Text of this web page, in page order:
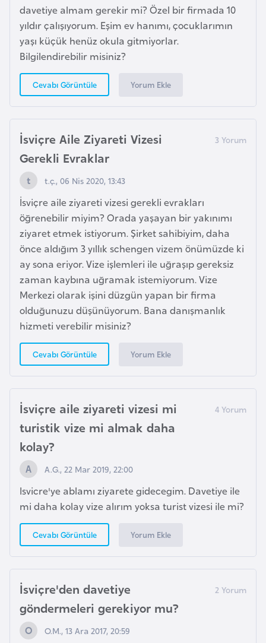
davetiye almam gerekir mi? Özel bir firmada 10
yıldır çalışıyorum. Eşim ev hanımı, çocuklarımın
yaşı küçük henüz okula gitmiyorlar.
Bilgilendirebilir misiniz?
Cevabı Görüntüle Yorum Ekle
İsviçre Aile Ziyareti Vizesi
Gerekli Evraklar
t.ç., 06 Nis 2020, 13:43
İsviçre aile ziyareti vizesi gerekli evrakları
öğrenebilir miyim? Orada yaşayan bir yakınımı
ziyaret etmek istiyorum. Şirket sahibiyim, daha
önce aldığım 3 yıllık schengen vizem önümüzde ki
ay sona eriyor. Vize işlemleri ile uğraşıp gereksiz
zaman kaybına uğramak istemiyorum. Vize
Merkezi olarak işini düzgün yapan bir firma
olduğunuzu düşünüyorum. Bana danışmanlık
hizmeti verebilir misiniz?
Cevabı Görüntüle Yorum Ekle
İsviçre aile ziyareti vizesi mi
turistik vize mi almak daha
kolay?
A.G., 22 Mar 2019, 22:00
Isvicre'ye ablamı ziyarete gidecegim. Davetiye ile
mi daha kolay vize alırım yoksa turist vizesi ile mi?
Cevabı Görüntüle Yorum Ekle
İsviçre'den davetiye
göndermeleri gerekiyor mu?
O.M., 13 Ara 2017, 20:59
i
y
a
G
a
n
G
i
n
e
B
i
s
s
a
u
G
i
n
e
G
r
e
n
a
d
a
G
ü
n
e
y
K
o